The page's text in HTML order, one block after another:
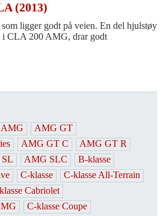
(2013)
ligger godt på veien. En del hjulstøy
i CLA 200 AMG, drar godt
AMG
AMG GT
AMG GT C
AMG GT R
AMG SLC
B-klasse
C-klasse
C-klasse All-Terrain
Cabriolet
C-klasse Coupe